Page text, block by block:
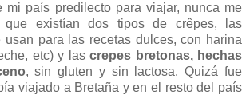
mi país predilecto para viajar, nunca me
que existían dos tipos de crêpes, las
usan para las recetas dulces, con harina
etc) y lascrepes bretonas, hechas
, sin gluten y sin lactosa. Quizá fue
viajado a Bretaña y en el resto del país